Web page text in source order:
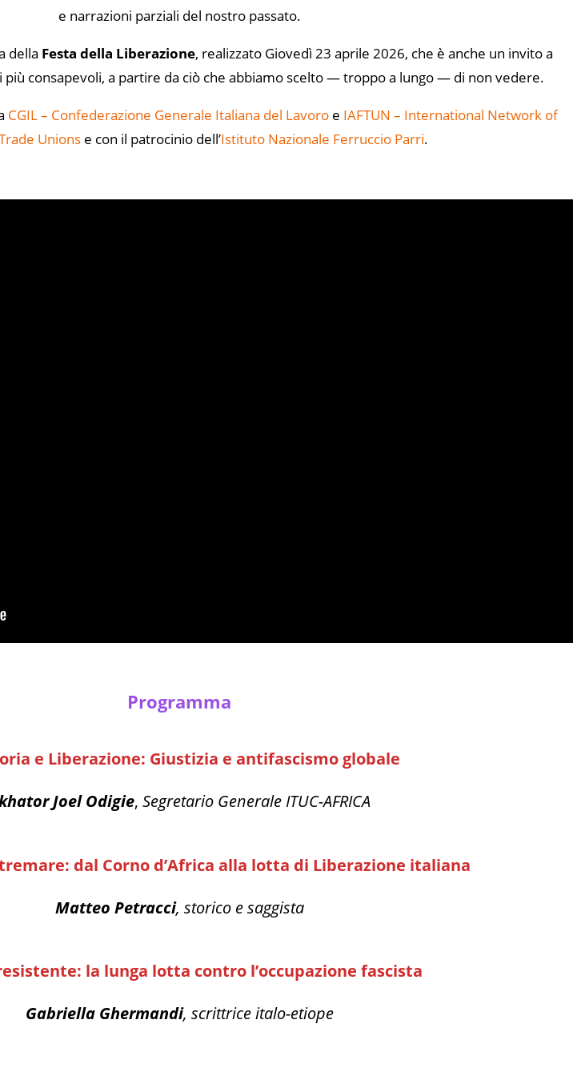
e narrazioni parziali del nostro passato.
della Festa della Liberazione, realizzato Giovedì 23 aprile 2026, che è anche un invito a
più consapevoli, a partire da ciò che abbiamo scelto — troppo a lungo — di non vedere.
CGIL – Confederazione Generale Italiana del Lavoro e IAFTUN – International Network of
Unionse con il patrocinio dell’Istituto Nazionale Ferruccio Parri.
Programma
e Liberazione: Giustizia e antifascismo globale
Joel Odigie, Segretario Generale ITUC-AFRICA
dal Corno d’Africa alla lotta di Liberazione italiana
Matteo Petracci, storico e saggista
la lunga lotta contro l’occupazione fascista
Gabriella Ghermandi, scrittrice italo-etiope